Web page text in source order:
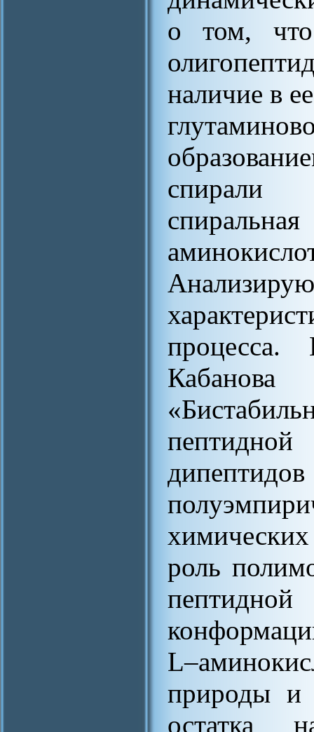
о том, что
наличие в
спирали
химических
роль
природы и
остатка